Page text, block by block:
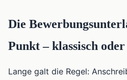
Die
Punkt – klassisch
Lange galt die Regel: